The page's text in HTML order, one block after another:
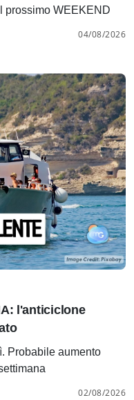
prossimo WEEKEND
04/08/2026
l'anticiclone
Probabile aumento
02/08/2026